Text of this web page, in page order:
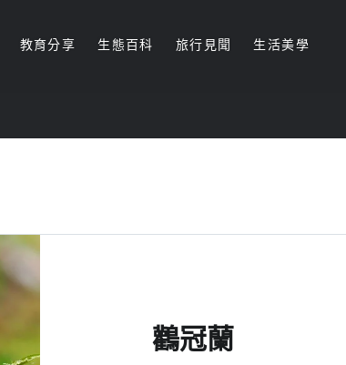
教育分享 生態百科 旅行見聞 生活美學
鸛冠蘭